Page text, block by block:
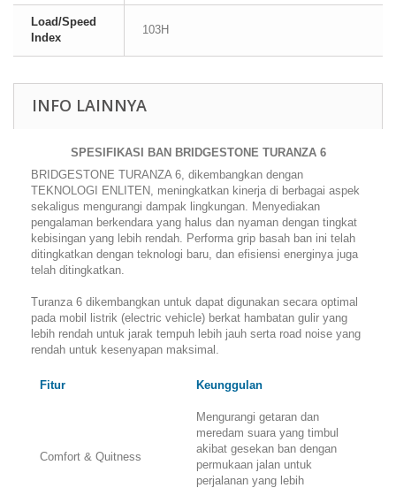
Load/Speed
Index
103H
INFO LAINNYA
SPESIFIKASI BAN BRIDGESTONE TURANZA 6
BRIDGESTONE TURANZA 6, dikembangkan dengan
TEKNOLOGI ENLITEN, meningkatkan kinerja di berbagai aspek
sekaligus mengurangi dampak lingkungan. Menyediakan
pengalaman berkendara yang halus dan nyaman dengan tingkat
kebisingan yang lebih rendah. Performa grip basah ban ini telah
ditingkatkan dengan teknologi baru, dan efisiensi energinya juga
telah ditingkatkan.
Turanza 6 dikembangkan untuk dapat digunakan secara optimal
pada mobil listrik (electric vehicle) berkat hambatan gulir yang
lebih rendah untuk jarak tempuh lebih jauh serta road noise yang
rendah untuk kesenyapan maksimal.
Fitur Keunggulan
Comfort & Quitness
Mengurangi getaran dan
meredam suara yang timbul
akibat gesekan ban dengan
permukaan jalan untuk
perjalanan yang lebih